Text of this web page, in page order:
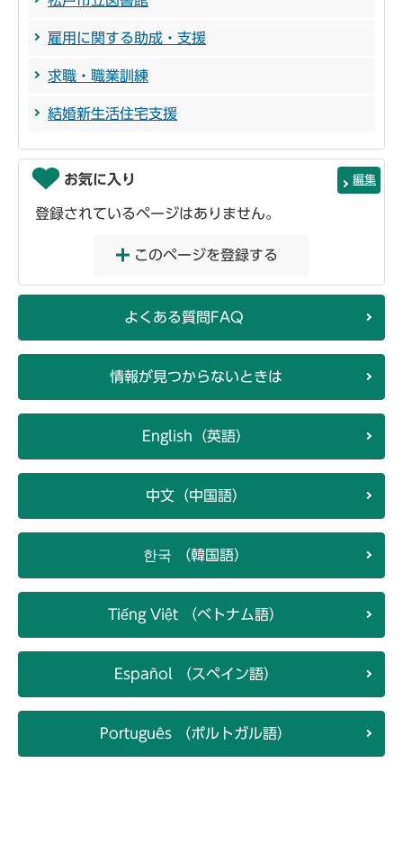
雇用に関する助成・支援
求職・職業訓練
結婚新生活住宅支援
お気に入り 編集
登録されているページはありません。
このページを登録する
よくある質問FAQ
情報が見つからないときは
English（英語）
中文（中国語）
한국 （韓国語）
Tiếng Việt （ベトナム語）
Español （スペイン語）
Português （ポルトガル語）